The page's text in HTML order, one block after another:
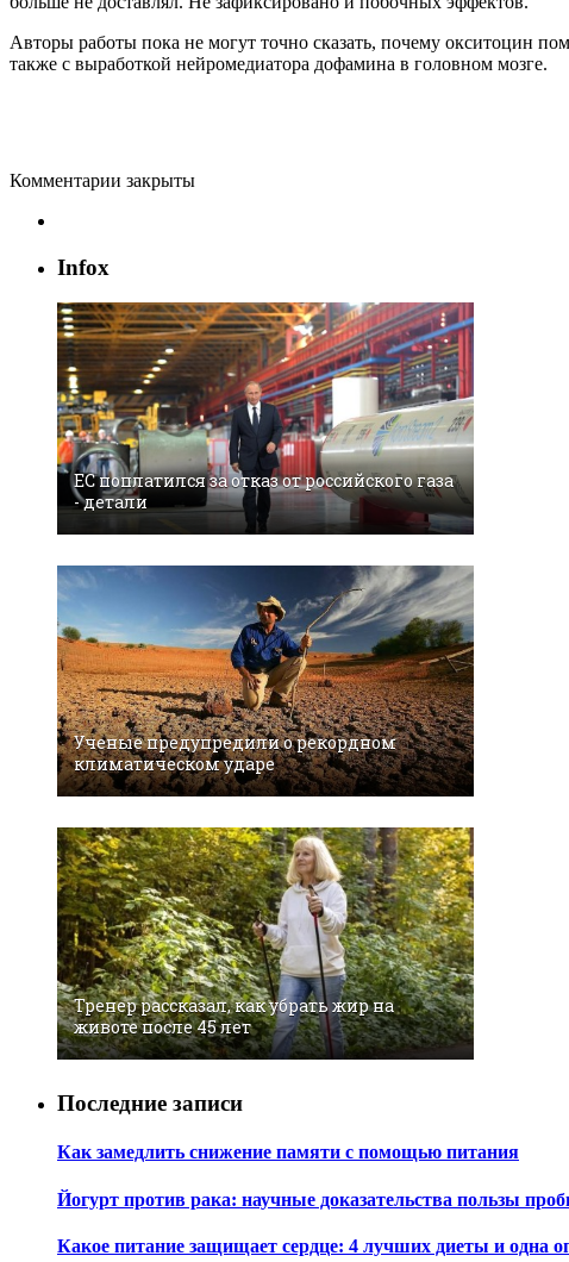
Авторы работы пока не могут точно сказать, почему окситоцин
также с выработкой нейромедиатора дофамина в головном мозге.
Комментарии закрыты
Infox
EC поплатился за отказ от российского газа
- детали
Ученые предупредили о рекордном
климатическом ударе
Тренер рассказал, как убрать жир на
животе после 45 лет
Последние записи
Как замедлить снижение памяти с помощью питания
Йогурт против рака: научные доказательства пользы
Какое питание защищает сердце: 4 лучших диеты и одна